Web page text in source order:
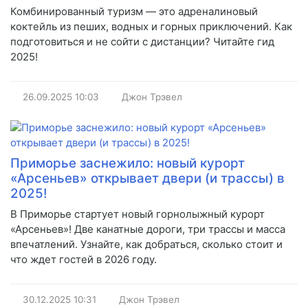
Комбинированный туризм — это адреналиновый
коктейль из пеших, водных и горных приключений. Как
подготовиться и не сойти с дистанции? Читайте гид
2025!
26.09.2025 10:03 Джон Трэвел
Приморье заснежило: новый курорт
«Арсеньев» открывает двери (и трассы) в
2025!
В Приморье стартует новый горнолыжный курорт
«Арсеньев»! Две канатные дороги, три трассы и масса
впечатлений. Узнайте, как добраться, сколько стоит и
что ждет гостей в 2026 году.
30.12.2025 10:31 Джон Трэвел